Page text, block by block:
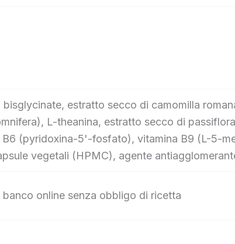
bisglycinate, estratto secco di camomilla
L-theanina, estratto secco di
B6 (pyridoxina-5'-fosfato), vitamina B9 (L-5-
vegetali (HPMC), agente
online senza obbligo di ricetta